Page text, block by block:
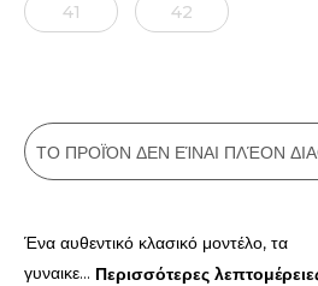
41 42
ΤΟ ΠΡΟΪΌΝ ΔΕΝ ΕΊΝΑΙ ΠΛΈΟΝ
Ένα αυθεντικό κλασικό μοντέλο, τα
γυναικε... Περισσότερες